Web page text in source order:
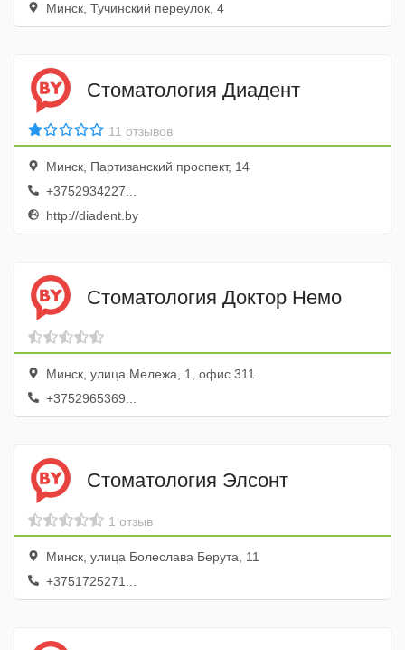
Минск, Тучинский переулок, 4
Стоматология Диадент
11 отзывов
Минск, Партизанский проспект, 14
+3752934227...
http://diadent.by
Стоматология Доктор Немо
Минск, улица Мележа, 1, офис 311
+3752965369...
Стоматология Элсонт
1 отзыв
Минск, улица Болеслава Берута, 11
+3751725271...